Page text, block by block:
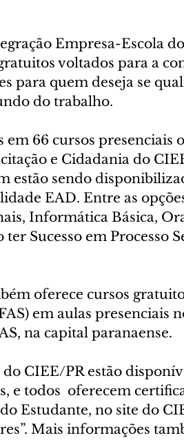
Empresa-Escola
voltados para a
para quem deseja se
do trabalho.
em 66 cursos
e Cidadania do
estão sendo
EAD. Entre as
Informática Básica,
Sucesso em Processo
oferece cursos
em aulas presenciais
na capital paranaense.
CIEE/PR estão
e todos  oferecem
Estudante, no site do
Mais informações